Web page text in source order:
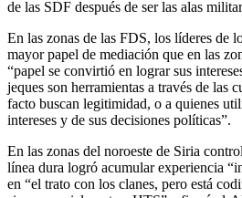
de las SDF después de ser las alas
En las zonas de las FDS, los líderes de
mayor papel de mediación que en las
“papel se convirtió en lograr sus
jeques son herramientas a través de las
facto buscan legitimidad, o a quienes
intereses y de sus decisiones políticas”.
En las zonas del noroeste de Siria
línea dura logró acumular experiencia
en “el trato con los clanes, pero está